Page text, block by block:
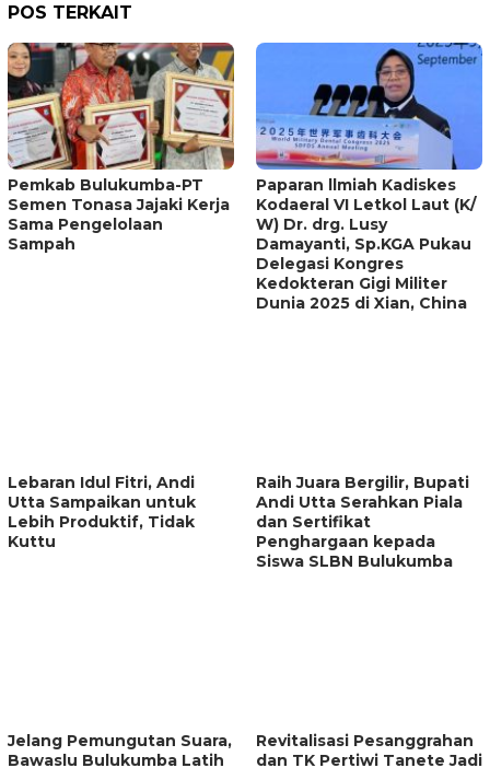
POS TERKAIT
Pemkab Bulukumba-PT
Semen Tonasa Jajaki Kerja
Sama Pengelolaan
Sampah
Paparan llmiah Kadiskes
Kodaeral VI Letkol Laut (K/
W) Dr. drg. Lusy
Damayanti, Sp.KGA Pukau
Delegasi Kongres
Kedokteran Gigi Militer
Dunia 2025 di Xian, China
Lebaran Idul Fitri, Andi
Utta Sampaikan untuk
Lebih Produktif, Tidak
Kuttu
Raih Juara Bergilir, Bupati
Andi Utta Serahkan Piala
dan Sertifikat
Penghargaan kepada
Siswa SLBN Bulukumba
Jelang Pemungutan Suara,
Bawaslu Bulukumba Latih
Revitalisasi Pesanggrahan
dan TK Pertiwi Tanete Jadi